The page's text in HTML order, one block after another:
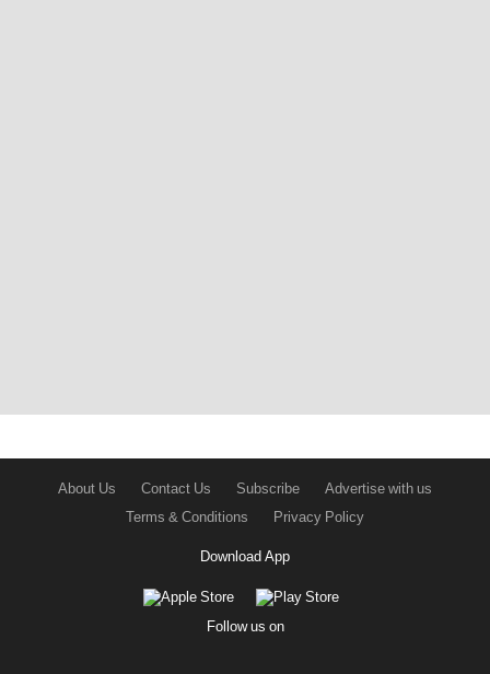
About Us Contact Us Subscribe
Advertise with us
Terms & Conditions
Privacy Policy
Download App
Follow us on